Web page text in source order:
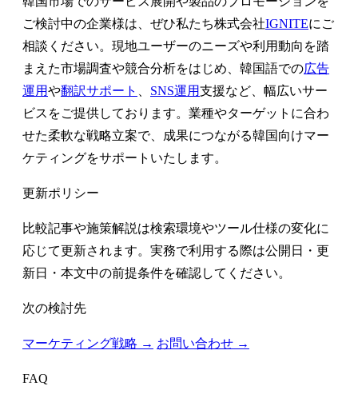
ご検討中の企業様は、ぜひ私たち株式会社IGNITEにご
相談ください。現地ユーザーのニーズや利用動向を踏
まえた市場調査や競合分析をはじめ、韓国語での広告
運用や翻訳サポート 、 SNS運用支援など、幅広いサー
ビスをご提供しております。業種やターゲットに合わ
せた柔軟な戦略立案で、成果につながる韓国向けマー
ケティングをサポートいたします。
更新ポリシー
比較記事や施策解説は検索環境やツール仕様の変化に
応じて更新されます。実務で利用する際は公開日・更
新日・本文中の前提条件を確認してください。
次の検討先
マーケティング戦略 → お問い合わせ →
FAQ